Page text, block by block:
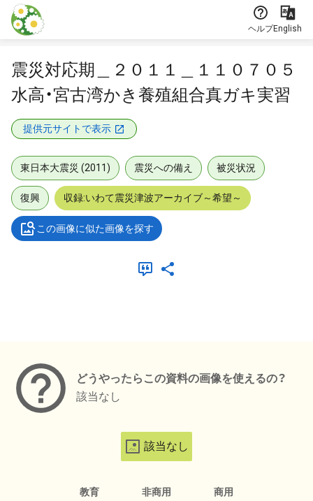
本文に飛ぶ
ヘルプEnglish
震災対応期＿２０１１＿１１０７０５
水高・宮古湾かき養殖組合真ガキ実習
提供元サイトで表示
東日本大震災 (2011) 震災への備え 被災状況
復興 収録:いわて震災津波アーカイブ～希望～
この画像に似た画像を探す
どうやったらこの資料の画像を使えるの？
該当なし
該当なし
教育 非商用 商用